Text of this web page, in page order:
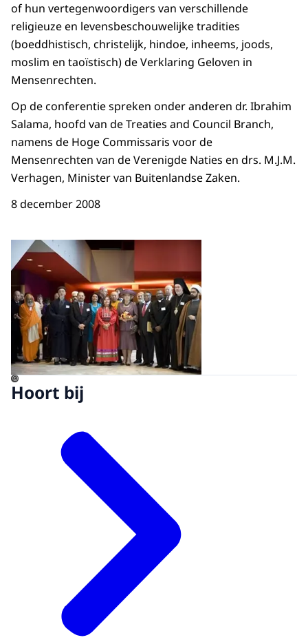
of hun vertegenwoordigers van verschillende
religieuze en levensbeschouwelijke tradities
(boeddhistisch, christelijk, hindoe, inheems, joods,
moslim en taoïstisch) de Verklaring Geloven in
Mensenrechten.
Op de conferentie spreken onder anderen dr. Ibrahim
Salama, hoofd van de Treaties and Council Branch,
namens de Hoge Commissaris voor de
Mensenrechten van de Verenigde Naties en drs. M.J.M.
Verhagen, Minister van Buitenlandse Zaken.
8 december 2008
Open de galerij in vergrote
©
Hoort bij